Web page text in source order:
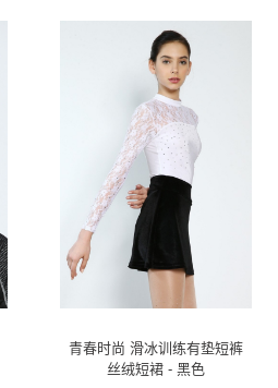
青春时尚 滑冰训练有垫短裤
丝绒短裙 - 黑色